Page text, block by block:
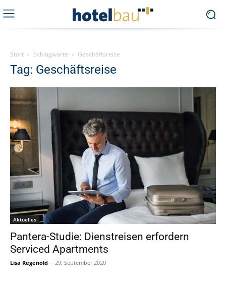
Start Schlagworte Geschäftsreise
Tag: Geschäftsreise
Aktuelles
Pantera-Studie: Dienstreisen erfordern
Serviced Apartments
Lisa Regenold - 29. September 2020